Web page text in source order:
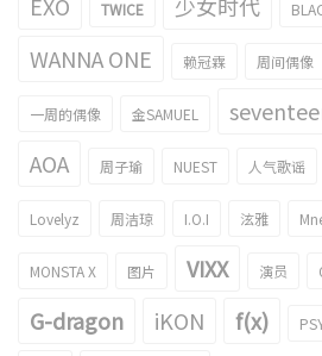
TWICE
WANNA ONE 赖冠霖 周间偶像
一周的偶像 金SAMUEL
AOA 周子瑜 NUEST 人气歌谣
Lovelyz 周洁琼 I.O.I 泫雅
MONSTA X 图片 VIXX 演员
G-dragon iKON f(x)